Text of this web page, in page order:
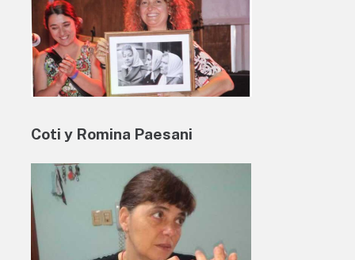
Coti y Romina Paesani